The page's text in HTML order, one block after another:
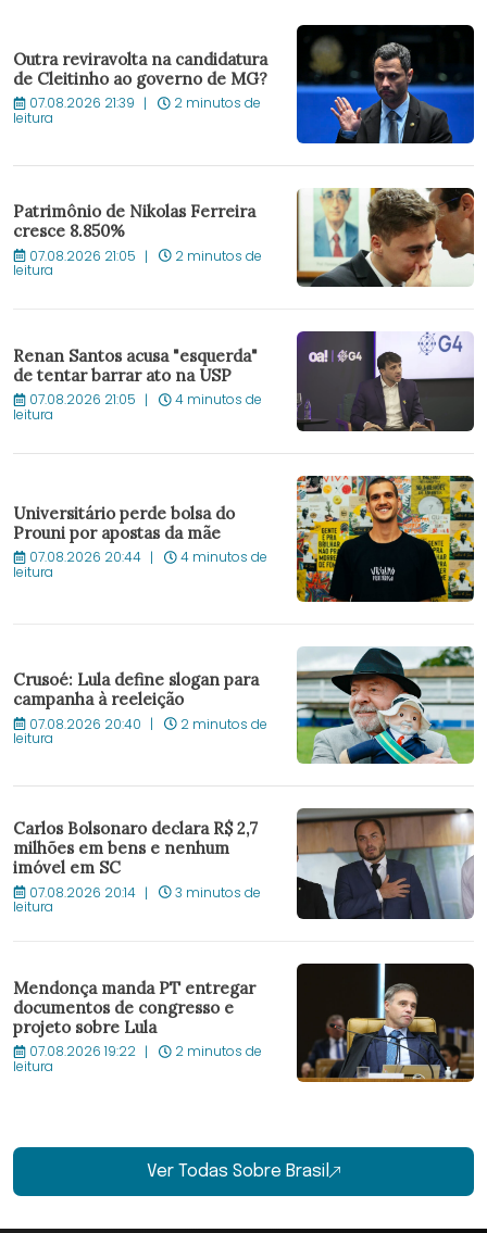
Outra reviravolta na candidatura
de Cleitinho ao governo de MG?
07.08.2026 21:39 2 minutos de
leitura
Patrimônio de Nikolas Ferreira
cresce 8.850%
07.08.2026 21:05 2 minutos de
leitura
Renan Santos acusa "esquerda"
de tentar barrar ato na USP
07.08.2026 21:05 4 minutos de
leitura
Universitário perde bolsa do
Prouni por apostas da mãe
07.08.2026 20:44 4 minutos de
leitura
Crusoé: Lula define slogan para
campanha à reeleição
07.08.2026 20:40 2 minutos de
leitura
Carlos Bolsonaro declara R$ 2,7
milhões em bens e nenhum
imóvel em SC
07.08.2026 20:14 3 minutos de
leitura
Mendonça manda PT entregar
documentos de congresso e
projeto sobre Lula
07.08.2026 19:22 2 minutos de
leitura
Ver Todas Sobre Brasil